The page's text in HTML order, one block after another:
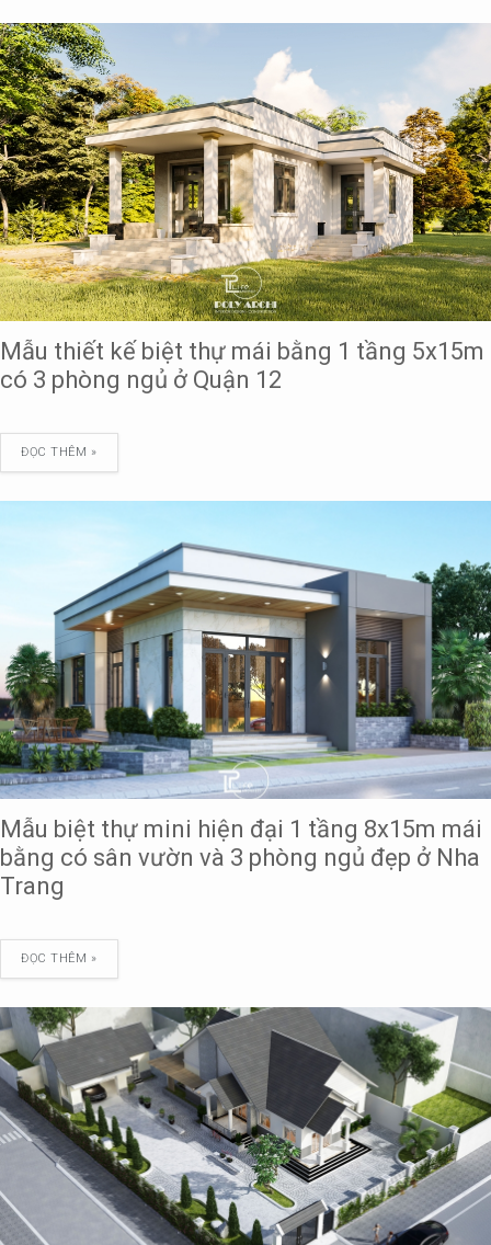
Mẫu thiết kế biệt thự mái bằng 1 tầng 5x15m
có 3 phòng ngủ ở Quận 12
ĐỌC THÊM »
Mẫu biệt thự mini hiện đại 1 tầng 8x15m mái
bằng có sân vườn và 3 phòng ngủ đẹp ở Nha
Trang
ĐỌC THÊM »